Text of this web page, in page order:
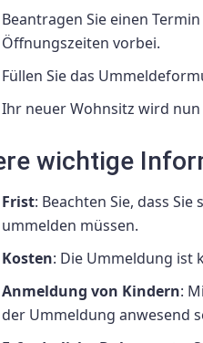
Beantragen Sie einen
Öffnungszeiten vorbei.
Füllen Sie das
Ihr neuer Wohnsitz wird
wichtige
Frist: Beachten Sie, dass
ummelden müssen.
Kosten: Die Ummeldung ist
Anmeldung von Kindern:
der Ummeldung anwesend